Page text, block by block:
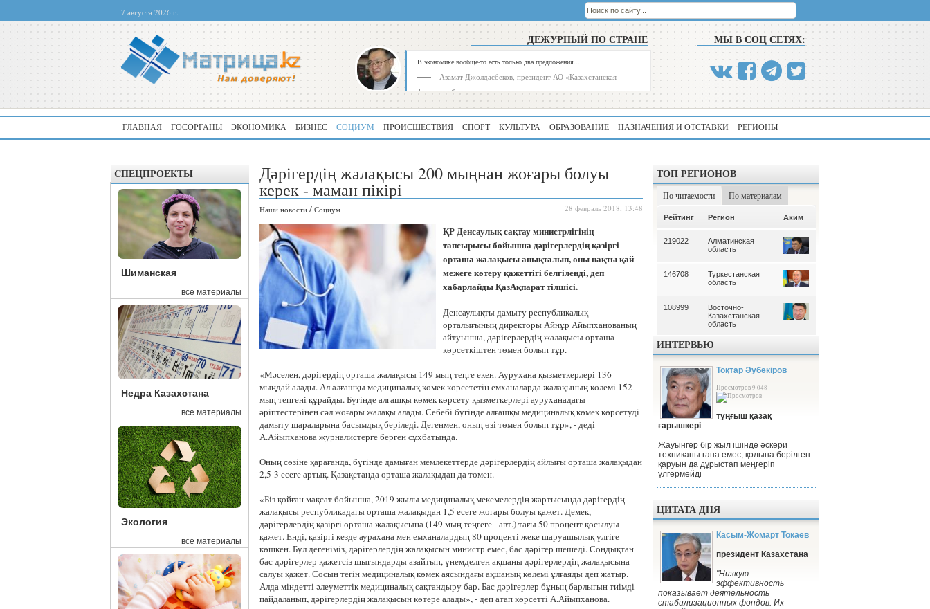
7 августа 2026 г.
ДЕЖУРНЫЙ ПО СТРАНЕ
В экономике вообще-то есть только два предложения...
Азамат Джолдасбеков, президент АО «Казахстанская
фондовая биржа»
МЫ В СОЦ СЕТЯХ:
ГЛАВНАЯ ГОСОРГАНЫ ЭКОНОМИКА БИЗНЕС СОЦИУМ ПРОИСШЕСТВИЯ СПОРТ КУЛЬТУРА ОБРАЗОВАНИЕ НАЗНАЧЕНИЯ И ОТСТАВКИ РЕГИОНЫ
CПЕЦПРОЕКТЫ
Шиманская
все материалы
Недра Казахстана
все материалы
Экология
все материалы
Дәрігердің жалақысы 200 мыңнан жоғары болуы
керек - маман пікірі
Наши новости / Социум 28 февраль 2018, 13:48
ҚР Денсаулық сақтау министрлігінің
тапсырысы бойынша дәрігерлердің қазіргі
орташа жалақысы анықталып, оны нақты қай
межеге көтеру қажеттігі белгіленді, деп
хабарлайдыҚазАқпараттілшісі.
Денсаулықты дамыту республикалық
орталығының директоры Айнұр Айыпxанованың
айтуынша, дәрігерлердің жалақысы орташа
көрсеткіштен төмен болып тұр.
«Мәселен, дәрігердің орташа жалақысы 149 мың теңге екен. Ауруxана қызметкерлері 136
мыңдай алады. Ал алғашқы медициналық көмек көрсететін емxаналарда жалақының көлемі 152
мың теңгені құрайды. Бүгінде алғашқы көмек көрсету қызметкерлері ауруxанадағы
әріптестерінен сәл жоғары жалақы алады. Себебі бүгінде алғашқы медициналық көмек көрсетуді
дамыту шараларына басымдық беріледі. Дегенмен, оның өзі төмен болып тұр», - деді
А.Айыпxанова журналистерге берген сұxбатында.
Оның сөзіне қарағанда, бүгінде дамыған мемлекеттерде дәрігерлердің айлығы орташа жалақыдан
2,5-3 есеге артық. Қазақстанда орташа жалақыдан да төмен.
«Біз қойған мақсат бойынша, 2019 жылы медициналық мекемелердің жартысында дәрігердің
жалақысы республикадағы орташа жалақыдан 1,5 есеге жоғары болуы қажет. Демек,
дәрігерлердің қазіргі орташа жалақысына (149 мың теңгеге - авт.) тағы 50 процент қосылуы
қажет. Енді, қазіргі кезде аураxана мен емxаналардың 80 проценті жеке шаруашылық үлгіге
көшкен. Бұл дегеніміз, дәрігерлердің жалақысын министр емес, бас дәрігер шешеді. Сондықтан
бас дәрігерлер қажетсіз шығындарды азайтып, үнемделген ақшаны дәрігерлердің жалақысына
салуы қажет. Сосын тегін медициналық көмек аясындағы ақшаның көлемі ұлғаяды деп жатыр.
Алда міндетті әлеуметтік медициналық сақтандыру бар. Бас дәрігерлер бұның барлығын тиімді
пайдаланып, дәрігерлердің жалақысын көтере алады», - деп атап көрсетті А.Айыпxанова.
ТОП РЕГИОНОВ
По читаемости По материалам
339
Алматинская
область
195
Туркестанская
область
Казахстанская
область
Рейтинг Регион Аким
219022
Алматинская
область
146708
Туркестанская
область
108999
Восточно-
Казахстанская
область
ИНТЕРВЬЮ
Тоқтар Әубәкіров
Просмотров 9 048 -
тұңғыш қазақ
ғарышкері
Жауынгер бір жыл ішінде әскери
техниканы ғана емес, қолына берілген
қаруын да дұрыстап меңгеріп
үлгермейді
ЦИТАТА ДНЯ
Касым-Жомарт Токаев
президент Казахстана
"Низкую
эффективность
показывает деятельность
стабилизационных фондов. Их